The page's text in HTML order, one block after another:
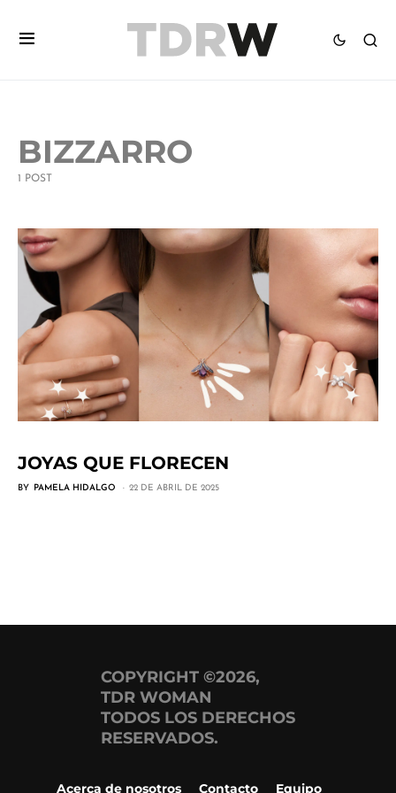
BIZZARRO
1 POST
JOYAS QUE FLORECEN
BY PAMELA HIDALGO 22 DE ABRIL DE 2025
COPYRIGHT ©2026,
TDR WOMAN
TODOS LOS DERECHOS
RESERVADOS.
Acerca de nosotros Contacto Equipo